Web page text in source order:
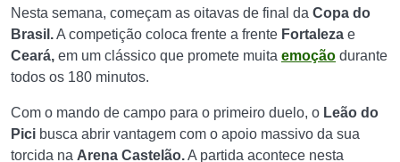
Nesta semana, começam as oitavas de final da Copa do
Brasil.A competição coloca frente a frente Fortaleza e
Ceará, em um clássico que promete muita emoção durante
todos os 180 minutos.
Com o mando de campo para o primeiro duelo, o Leão do
Pici busca abrir vantagem com o apoio massivo da sua
torcida na Arena Castelão.A partida acontece nesta